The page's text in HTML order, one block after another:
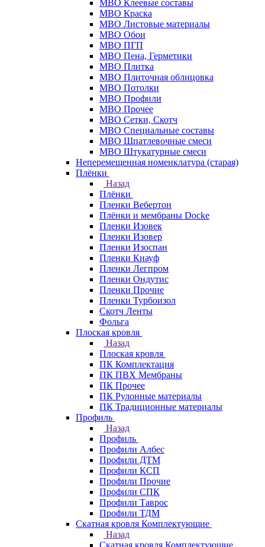
МВО Клеевые составы
МВО Краска
МВО Листовые материалы
МВО Обои
МВО ПГП
МВО Пена, Герметики
МВО Плитка
МВО Плиточная облицовка
МВО Потолки
МВО Профили
МВО Прочее
МВО Сетки, Скотч
МВО Специальные составы
МВО Шпатлевочные смеси
МВО Штукатурные смеси
Неперемещенная номенклатура (старая)
Плёнки
Назад
Плёнки
Пленки Вебертон
Плёнки и мембраны Docke
Пленки Изовек
Пленки Изовер
Пленки Изоспан
Пленки Кнауф
Пленки Легпром
Пленки Ондутис
Пленки Прочие
Пленки Турбоизол
Скотч Ленты
Фольга
Плоская кровля
Назад
Плоская кровля
ПК Комплектация
ПК ПВХ Мембраны
ПК Прочее
ПК Рулонные материалы
ПК Традиционные материалы
Профиль
Назад
Профиль
Профили Албес
Профили ДТМ
Профили КСП
Профили Прочие
Профили СПК
Профили Таврос
Профили ТДМ
Скатная кровля Комплектующие
Назад
Скатная кровля Комплектующие